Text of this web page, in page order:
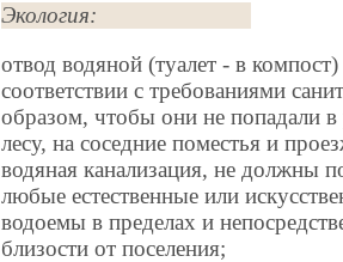
Экология:
отвод водяной (туалет - в
соответствии с требованиями
образом, чтобы они непопадали
лесу, на соседние поместья и
водяная канализация, не должны
любые естественные или
водоемы в пределах и
близости от поселения;